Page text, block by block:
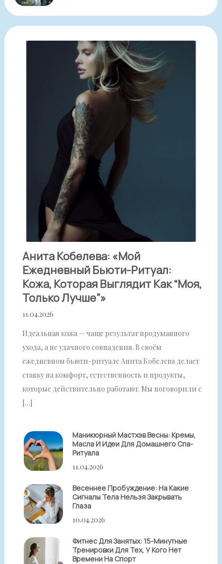
Анита Кобелева: «Мой
Ежедневный Бьюти-Ритуал:
Кожа, Которая Выглядит Как “моя,
Только Лучше”»
11.04.2026
Идеальная кожа — чаще результат продуманного
ухода, а не удачного совпадения. В своём
ежедневном бьюти-ритуале Анита Кобелева делает
ставку на комфорт, естественность и продукты,
которые действительно работают. Мы поговорили с
[…]
Маникюрный Мастхэв Весны: Кремы,
Масла И Идеи Для Домашнего Спа-
Ритуала
11.04.2026
Весеннее Пробуждение: На Какие
Сигналы Тела Нельзя Закрывать
Глаза
10.04.2026
Фитнес Для Занятых: 15-Минутные
Тренировки Для Тех, У Кого Нет
Времени На Спорт